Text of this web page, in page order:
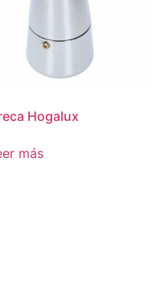
Hogalux
más